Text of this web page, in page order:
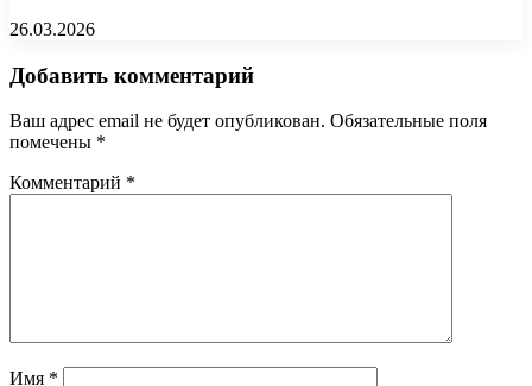
26.03.2026
Добавить комментарий
Ваш адрес email не будет опубликован. Обязательные поля
помечены *
Комментарий *
Имя *